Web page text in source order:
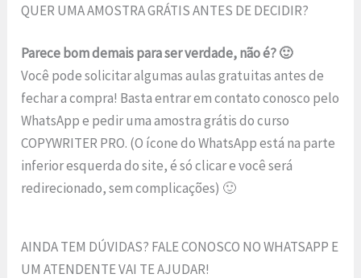
QUER UMA AMOSTRA GRÁTIS ANTES DE DECIDIR?
Parece bom demais para ser verdade, não é? 🙂
Você pode solicitar algumas aulas gratuitas antes de
fechar a compra! Basta entrar em contato conosco pelo
WhatsApp e pedir uma amostra grátis do curso
COPYWRITER PRO. (O ícone do WhatsApp está na parte
inferior esquerda do site, é só clicar e você será
redirecionado, sem complicações) 🙂
AINDA TEM DÚVIDAS? FALE CONOSCO NO WHATSAPP E
UM ATENDENTE VAI TE AJUDAR!